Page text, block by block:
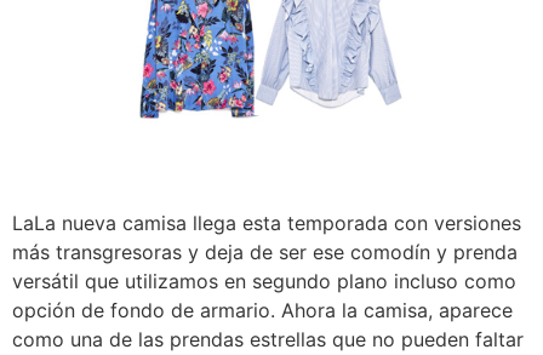
LaLa nueva camisa llega esta temporada con versiones
más transgresoras y deja de ser ese comodín y prenda
versátil que utilizamos en segundo plano incluso como
opción de fondo de armario. Ahora la camisa, aparece
como una de las prendas estrellas que no pueden faltar